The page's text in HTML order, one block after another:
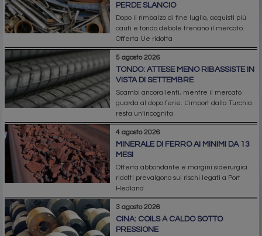
PERDE SLANCIO
Dopo il rimbalzo di fine luglio, acquisti più
cauti e tondo debole frenano il mercato.
Offerta Ue ridotta
5 agosto 2026
TONDO: ATTESE MENO RIBASSISTE IN
VISTA DI SETTEMBRE
Scambi ancora lenti, mentre il mercato
guarda al dopo ferie. L’import dalla Turchia
resta un’incognita
4 agosto 2026
MINERALE DI FERRO AI MINIMI DA 13
MESI
Offerta abbondante e margini siderurgici
ridotti prevalgono sui rischi legati a Port
Hedland
3 agosto 2026
CINA: COILS A CALDO SOTTO
PRESSIONE